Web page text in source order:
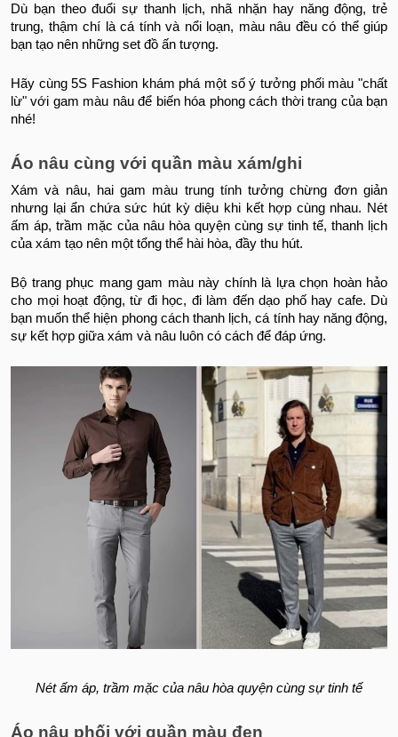
Dù bạn theo đuổi sự thanh lịch, nhã nhặn hay năng động, trẻ
trung, thậm chí là cá tính và nổi loạn, màu nâu đều có thể giúp
bạn tạo nên những set đồ ấn tượng.
Hãy cùng 5S Fashion khám phá một số ý tưởng phối màu "chất
lừ" với gam màu nâu để biến hóa phong cách thời trang của bạn
nhé!
Áo nâu cùng với quần màu xám/ghi
Xám và nâu, hai gam màu trung tính tưởng chừng đơn giản
nhưng lại ẩn chứa sức hút kỳ diệu khi kết hợp cùng nhau. Nét
ấm áp, trầm mặc của nâu hòa quyện cùng sự tinh tế, thanh lịch
của xám tạo nên một tổng thể hài hòa, đầy thu hút.
Bộ trang phục mang gam màu này chính là lựa chọn hoàn hảo
cho mọi hoạt động, từ đi học, đi làm đến dạo phố hay cafe. Dù
bạn muốn thể hiện phong cách thanh lịch, cá tính hay năng động,
sự kết hợp giữa xám và nâu luôn có cách để đáp ứng.
Nét ấm áp, trầm mặc của nâu hòa quyện cùng sự tinh tế
Áo nâu phối với quần màu đen